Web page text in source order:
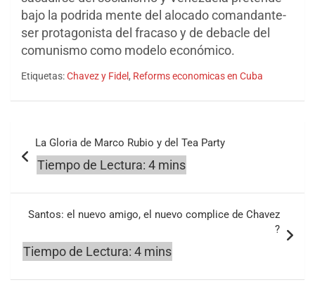
bajo la podrida mente del alocado comandante-
ser protagonista del fracaso y de debacle del
comunismo como modelo económico.
Etiquetas:Chavez y Fidel, Reforms economicas en Cuba
de
entradas
La Gloria de Marco Rubio y del Tea Party
Santos: el nuevo amigo, el nuevo complice de Chavez
?